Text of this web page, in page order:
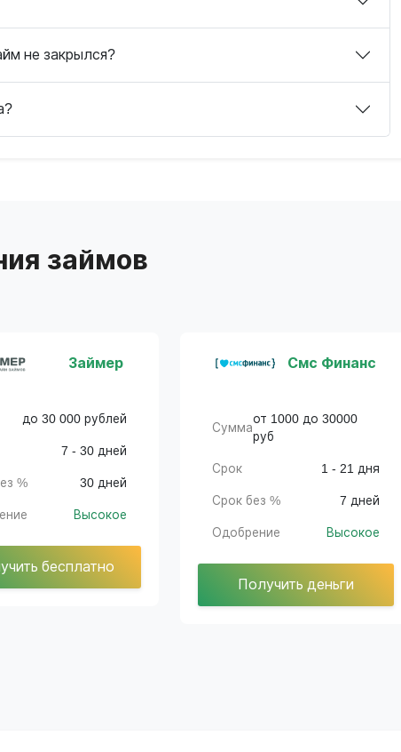
не закрылся?
займов
Займер
до 30 000 рублей
7 - 30 дней
% 30 дней
Высокое
бесплатно
Смс Финанс
Сумма
от 1000 до 30000
руб
Срок 1 - 21 дня
Срок без % 7 дней
Одобрение Высокое
Получить деньги